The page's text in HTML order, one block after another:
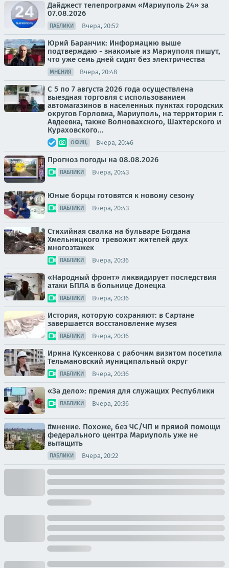
Дайджест телепрограмм «Мариуполь 24» за
07.08.2026
ПАБЛИКИ Вчера, 20:52
Юрий Баранчик: Информацию выше
подтверждаю - знакомые из Мариуполя пишут,
что уже семь дней сидят без электричества
МНЕНИЯ Вчера, 20:48
С 5 по 7 августа 2026 года осуществлена
выездная торговля с использованием
автомагазинов в населенных пунктах городских
округов Горловка, Мариуполь, на территории г.
Авдеевка, также Волновахского, Шахтерского и
Кураховского...
ОФИЦ. Вчера, 20:46
Прогноз погоды на 08.08.2026
ПАБЛИКИ Вчера, 20:43
Юные борцы готовятся к новому сезону
ПАБЛИКИ Вчера, 20:43
Стихийная свалка на бульваре Богдана
Хмельницкого тревожит жителей двух
многоэтажек
ПАБЛИКИ Вчера, 20:36
«Народный фронт» ликвидирует последствия
атаки БПЛА в больнице Донецка
ПАБЛИКИ Вчера, 20:36
История, которую сохраняют: в Сартане
завершается восстановление музея
ПАБЛИКИ Вчера, 20:36
Ирина Куксенкова с рабочим визитом посетила
Тельмановский муниципальный округ
ПАБЛИКИ Вчера, 20:36
«За дело»: премия для служащих Республики
ПАБЛИКИ Вчера, 20:36
#мнение. Похоже, без ЧС/ЧП и прямой помощи
федерального центра Мариуполь уже не
вытащить
ПАБЛИКИ Вчера, 20:22